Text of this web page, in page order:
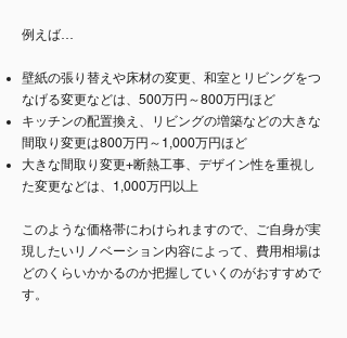
例えば…
壁紙の張り替えや床材の変更、和室とリビングをつ
なげる変更などは、500万円～800万円ほど
キッチンの配置換え、リビングの増築などの大きな
間取り変更は800万円～1,000万円ほど
大きな間取り変更+断熱工事、デザイン性を重視し
た変更などは、1,000万円以上
このような価格帯にわけられますので、ご自身が実
現したいリノベーション内容によって、費用相場は
どのくらいかかるのか把握していくのがおすすめで
す。